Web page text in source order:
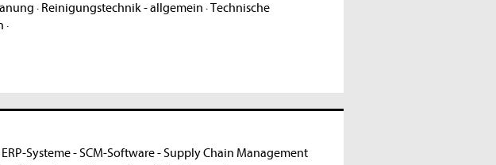
· Reinigungstechnik - allgemein ·Technische
·
ERP-Systeme - SCM-Software - Supply Chain Management